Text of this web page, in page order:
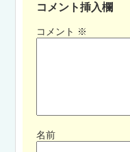
コメント挿入欄
コメント ※
名前